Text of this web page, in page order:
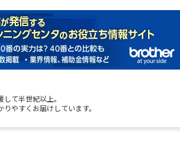
て半世紀以上。
やすくお届けしています。